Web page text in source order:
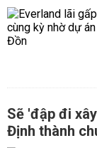
Sẽ 'đập đi
Định thành